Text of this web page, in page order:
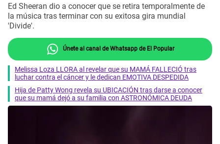
Ed Sheeran dio a conocer que se retira temporalmente de
la música tras terminar con su exitosa gira mundial
'Divide'.
Únete al canal de Whatsapp de El Popular
Melissa Loza LLORA al revelar que su MAMÁ FALLECIÓ tras
luchar contra el cáncer y le dedican EMOTIVA DESPEDIDA
Hija de Patty Wong revela su UBICACIÓN tras darse a conocer
que su mamá dejó a su familia con ASTRONÓMICA DEUDA